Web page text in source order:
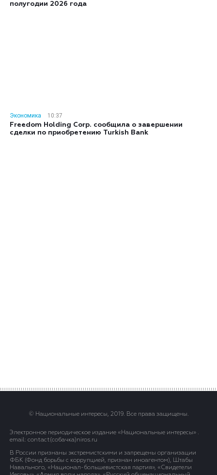
полугодии 2026 года
Экономика
10:37
Freedom Holding Corp. сообщила о завершении
сделки по приобретению Turkish Bank
© Национальные интересы, 2019. Все права защищены.
Электронное периодическое издание «Национальные интересы» .
email: contact(сoбaчка)niros.ru
В России признаны экстремистскими и запрещены организации
ФБК (Фонд борьбы с коррупцией, признан иноагентом), Штабы
Навального, «Национал-большевистская партия», «Свидетели